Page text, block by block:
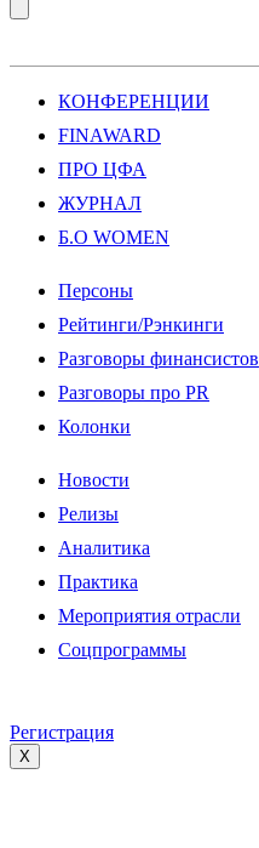
КОНФЕРЕНЦИИ
FINAWARD
ПРО ЦФА
ЖУРНАЛ
Б.О WOMEN
Персоны
Рейтинги/Рэнкинги
Разговоры финансистов
Разговоры про PR
Колонки
Новости
Релизы
Аналитика
Практика
Мероприятия отрасли
Соцпрограммы
Регистрация
X